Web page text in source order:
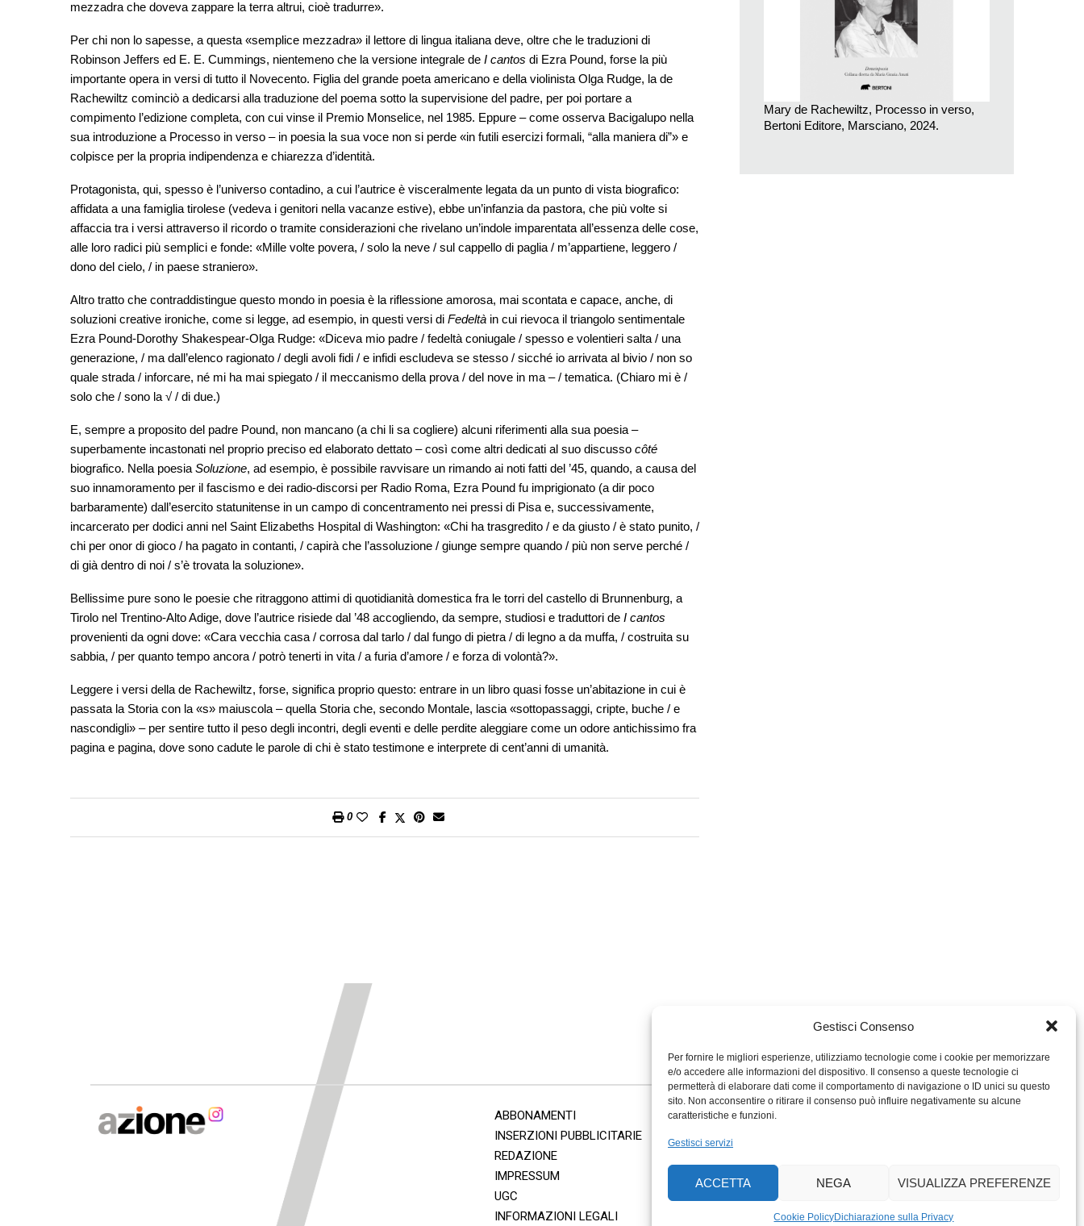
Gestisci Consenso
Per fornire le migliori esperienze, utilizziamo tecnologie come i cookie per memorizzare
e/o accedere alle informazioni del dispositivo. Il consenso a queste tecnologie ci
permetterà di elaborare dati come il comportamento di navigazione o ID unici su questo
sito. Non acconsentire o ritirare il consenso può influire negativamente su alcune
caratteristiche e funzioni.
Gestisci servizi
ACCETTA NEGA VISUALIZZA PREFERENZE
Cookie PolicyDichiarazione sulla Privacy
mezzadra che doveva zappare la terra altrui, cioè tradurre».
Per chi non lo sapesse, a questa «semplice mezzadra» il lettore di lingua italiana deve, oltre che le traduzioni di
Robinson Jeffers ed E. E. Cummings, nientemeno che la versione integrale de I cantos di Ezra Pound, forse la più
importante opera in versi di tutto il Novecento. Figlia del grande poeta americano e della violinista Olga Rudge, la de
Rachewiltz cominciò a dedicarsi alla traduzione del poema sotto la supervisione del padre, per poi portare a
compimento l’edizione completa, con cui vinse il Premio Monselice, nel 1985. Eppure – come osserva Bacigalupo nella
sua introduzione a Processo in verso – in poesia la sua voce non si perde «in futili esercizi formali, “alla maniera di”» e
colpisce per la propria indipendenza e chiarezza d’identità.
Protagonista, qui, spesso è l’universo contadino, a cui l’autrice è visceralmente legata da un punto di vista biografico:
affidata a una famiglia tirolese (vedeva i genitori nella vacanze estive), ebbe un’infanzia da pastora, che più volte si
affaccia tra i versi attraverso il ricordo o tramite considerazioni che rivelano un’indole imparentata all’essenza delle cose,
alle loro radici più semplici e fonde: «Mille volte povera, / solo la neve / sul cappello di paglia / m’appartiene, leggero /
dono del cielo, / in paese straniero».
Altro tratto che contraddistingue questo mondo in poesia è la riflessione amorosa, mai scontata e capace, anche, di
soluzioni creative ironiche, come si legge, ad esempio, in questi versi di Fedeltà in cui rievoca il triangolo sentimentale
Ezra Pound-Dorothy Shakespear-Olga Rudge: «Diceva mio padre / fedeltà coniugale / spesso e volentieri salta / una
generazione, / ma dall’elenco ragionato / degli avoli fidi / e infidi escludeva se stesso / sicché io arrivata al bivio / non so
quale strada / inforcare, né mi ha mai spiegato / il meccanismo della prova / del nove in ma – / tematica. (Chiaro mi è /
solo che / sono la √ / di due.)
E, sempre a proposito del padre Pound, non mancano (a chi li sa cogliere) alcuni riferimenti alla sua poesia –
superbamente incastonati nel proprio preciso ed elaborato dettato – così come altri dedicati al suo discusso côté
biografico. Nella poesia Soluzione, ad esempio, è possibile ravvisare un rimando ai noti fatti del ’45, quando, a causa del
suo innamoramento per il fascismo e dei radio-discorsi per Radio Roma, Ezra Pound fu imprigionato (a dir poco
barbaramente) dall’esercito statunitense in un campo di concentramento nei pressi di Pisa e, successivamente,
incarcerato per dodici anni nel Saint Elizabeths Hospital di Washington: «Chi ha trasgredito / e da giusto / è stato punito, /
chi per onor di gioco / ha pagato in contanti, / capirà che l’assoluzione / giunge sempre quando / più non serve perché /
di già dentro di noi / s’è trovata la soluzione».
Bellissime pure sono le poesie che ritraggono attimi di quotidianità domestica fra le torri del castello di Brunnenburg, a
Tirolo nel Trentino-Alto Adige, dove l’autrice risiede dal ’48 accogliendo, da sempre, studiosi e traduttori de I cantos
provenienti da ogni dove: «Cara vecchia casa / corrosa dal tarlo / dal fungo di pietra / di legno a da muffa, / costruita su
sabbia, / per quanto tempo ancora / potrò tenerti in vita / a furia d’amore / e forza di volontà?».
Leggere i versi della de Rachewiltz, forse, significa proprio questo: entrare in un libro quasi fosse un’abitazione in cui è
passata la Storia con la «s» maiuscola – quella Storia che, secondo Montale, lascia «sottopassaggi, cripte, buche / e
nascondigli» – per sentire tutto il peso degli incontri, degli eventi e delle perdite aleggiare come un odore antichissimo fra
pagina e pagina, dove sono cadute le parole di chi è stato testimone e interprete di cent’anni di umanità.
0
Mary de Rachewiltz, Processo in verso,
Bertoni Editore, Marsciano, 2024.
ABBONAMENTI
INSERZIONI PUBBLICITARIE
REDAZIONE
IMPRESSUM
UGC
INFORMAZIONI LEGALI
MIGROS TICINO
PERCENTO CULTURALE
MIGROS TICINO
ACTIV FITNESS TICINO